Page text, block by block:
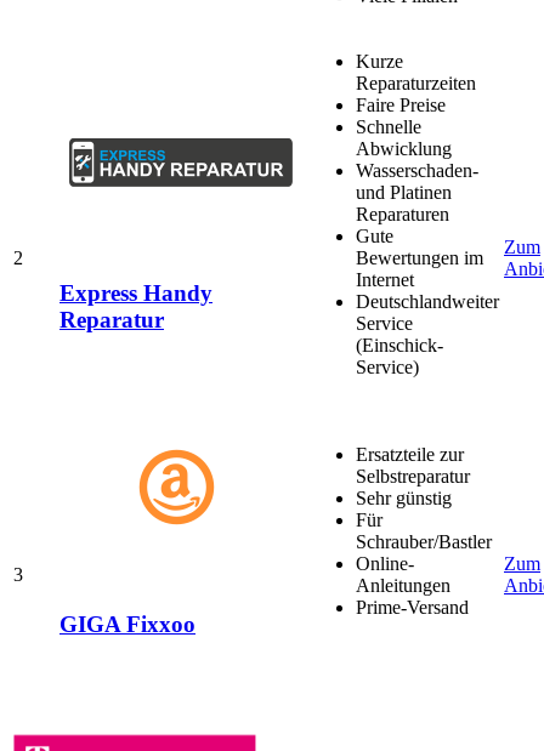
2
Express Handy
Reparatur
Kurze
Reparaturzeiten
Faire Preise
Schnelle
Abwicklung
Wasserschaden-
und Platinen
Reparaturen
Gute
Bewertungen im
Internet
Deutschlandweiter
Service
(Einschick-
Service)
Zum
3
GIGA Fixxoo
Ersatzteile zur
Selbstreparatur
Sehr günstig
Für
Schrauber/Bastler
Online-
Anleitungen
Prime-Versand
Zum